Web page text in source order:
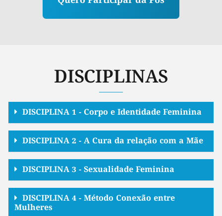
DISCIPLINAS
DISCIPLINA 1 - Corpo e Identidade Feminina
DISCIPLINA 2 - A Cura da relação com a Mãe
DISCIPLINA 3 - Sexualidade Feminina
DISCIPLINA 4 - Método Conexão entre
Mulheres